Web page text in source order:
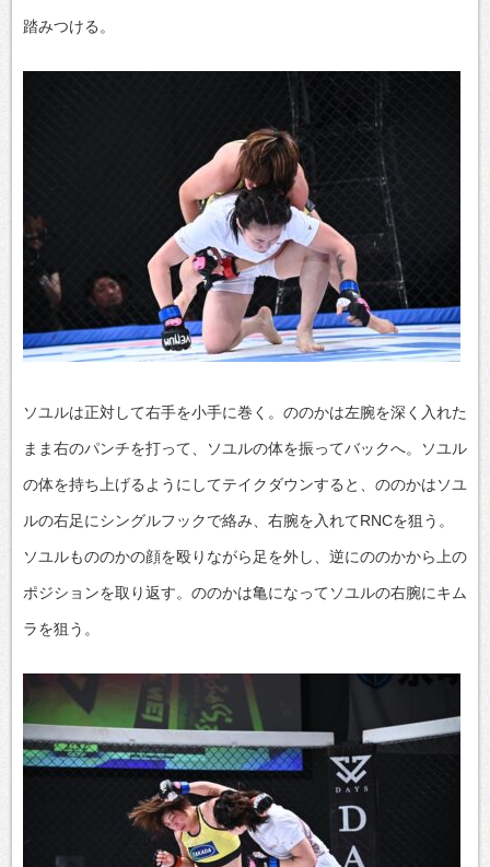
踏みつける。
ソユルは正対して右手を小手に巻く。ののかは左腕を深く入れた
まま右のパンチを打って、ソユルの体を振ってバックへ。ソユル
の体を持ち上げるようにしてテイクダウンすると、ののかはソユ
ルの右足にシングルフックで絡み、右腕を入れてRNCを狙う。
ソユルもののかの顔を殴りながら足を外し、逆にののかから上の
ポジションを取り返す。ののかは亀になってソユルの右腕にキム
ラを狙う。